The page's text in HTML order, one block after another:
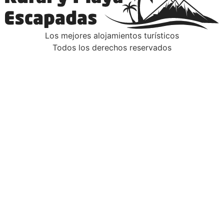
Los mejores alojamientos turísticos
Todos los derechos reservados